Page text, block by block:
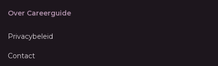
Over Careerguide
Privacybeleid
Contact